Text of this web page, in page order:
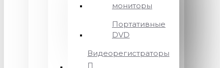
мониторы
Портативные
DVD
Видеорегистраторы